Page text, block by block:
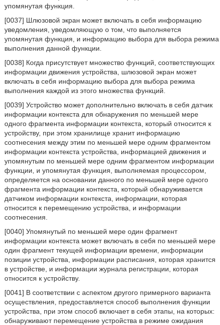
упомянутая функция.
[0037] Шлюзовой экран может включать в себя информацию
уведомления, уведомляющую о том, что выполняется
упомянутая функция, и информацию выбора для выбора режима
выполнения данной функции.
[0038] Когда присутствует множество функций, соответствующих
информации движения устройства, шлюзовой экран может
включать в себя информацию выбора для выбора режима
выполнения каждой из этого множества функций.
[0039] Устройство может дополнительно включать в себя датчик
информации контекста для обнаружения по меньшей мере
одного фрагмента информации контекста, который относится к
устройству, при этом хранилище хранит информацию
соотнесения между этим по меньшей мере одним фрагментом
информации контекста устройства, информацией движения и
упомянутым по меньшей мере одним фрагментом информации
функции, и упомянутая функция, выполняемая процессором,
определяется на основании данного по меньшей мере одного
фрагмента информации контекста, который обнаруживается
датчиком информации контекста, информации, которая
относится к перемещению устройства, и информации
соотнесения.
[0040] Упомянутый по меньшей мере один фрагмент
информации контекста может включать в себя по меньшей мере
один фрагмент текущей информации времени, информации
позиции устройства, информации расписания, которая хранится
в устройстве, и информации журнала регистрации, которая
относится к устройству.
[0041] В соответствии с аспектом другого примерного варианта
осуществления, предоставляется способ выполнения функции
устройства, при этом способ включает в себя этапы, на которых:
обнаруживают перемещение устройства в режиме ожидания